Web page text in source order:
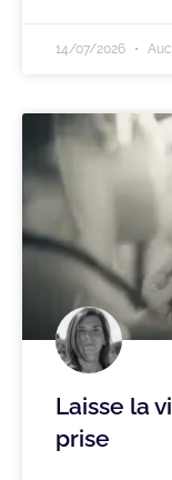
14/07/2026
Laisse la
prise